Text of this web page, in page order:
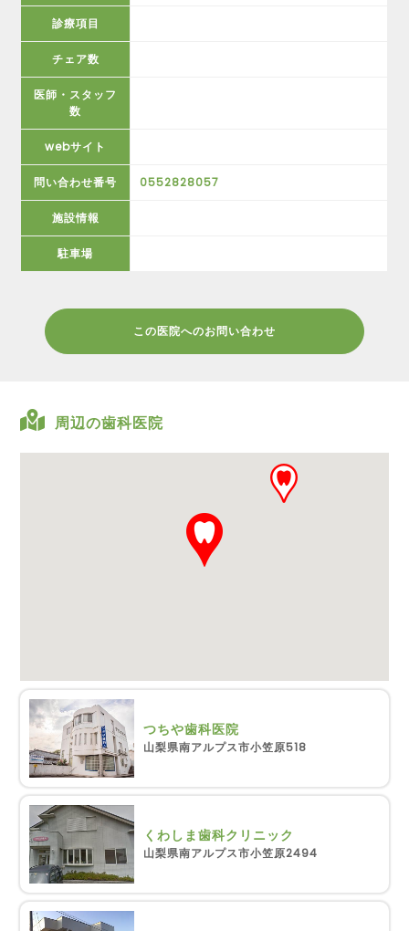
診療項目
チェア数
医師・スタッフ
数
webサイト
問い合わせ番号 0552828057
施設情報
駐車場
この医院へのお問い合わせ
周辺の歯科医院
つちや歯科医院
山梨県南アルプス市小笠原518
くわしま歯科クリニック
山梨県南アルプス市小笠原2494